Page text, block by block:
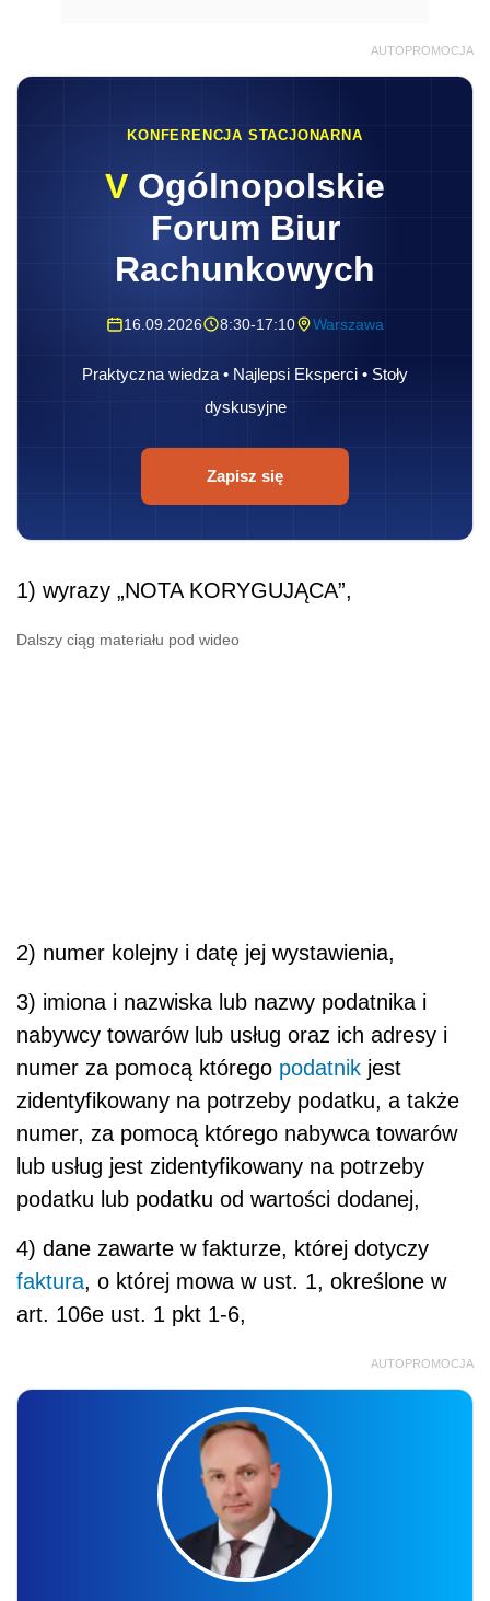
AUTOPROMOCJA
KONFERENCJA STACJONARNA
V Ogólnopolskie
Forum Biur
Rachunkowych
16.09.2026 8:30-17:10 Warszawa
Praktyczna wiedza • Najlepsi Eksperci • Stoły
dyskusyjne
Zapisz się
1) wyrazy „NOTA KORYGUJĄCA”,
Dalszy ciąg materiału pod wideo
2) numer kolejny i datę jej wystawienia,
3) imiona i nazwiska lub nazwy podatnika i
nabywcy towarów lub usług oraz ich adresy i
numer za pomocą którego podatnik jest
zidentyfikowany na potrzeby podatku, a także
numer, za pomocą którego nabywca towarów
lub usług jest zidentyfikowany na potrzeby
podatku lub podatku od wartości dodanej,
4) dane zawarte w fakturze, której dotyczy
faktura, o której mowa w ust. 1, określone w
art. 106e ust. 1 pkt 1-6,
AUTOPROMOCJA